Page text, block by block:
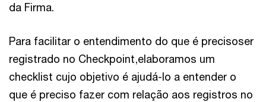
da Firma.
Para facilitar o entendimento do que é precisoser
registrado no Checkpoint,elaboramos um
checklist cujo objetivo é ajudá-lo a entender o
que é preciso fazer com relação aos registros no